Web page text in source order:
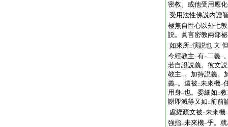
密教。或他受用應
受用法性佛説内證
極無自性心以外七
説。眞言密教兩部
如來所二演説也 文
今經教主一有二二義一
若自證説義。彼文説
教主一。加持説義。
義一。遠被 二未來機一
用身一也。委細如 二
謝即滅等又如 二前前
處經疏文被 二未來機一
強指二未來機一乎。就